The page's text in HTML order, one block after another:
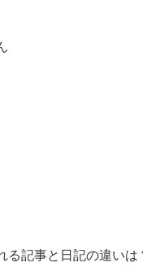
る記事と日記の違いは